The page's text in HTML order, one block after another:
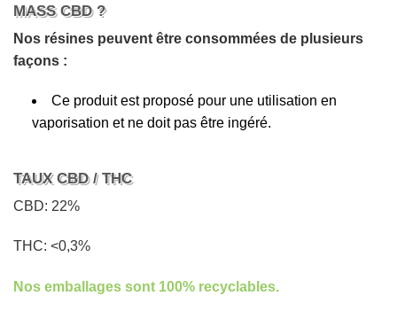
MASS CBD ?
Nos résines peuvent être consommées de plusieurs
façons :
Ce produit est proposé pour une utilisation en
vaporisation et ne doit pas être ingéré.
TAUX CBD / THC
CBD: 22%
THC: <0,3%
Nos emballages sont 100% recyclables.